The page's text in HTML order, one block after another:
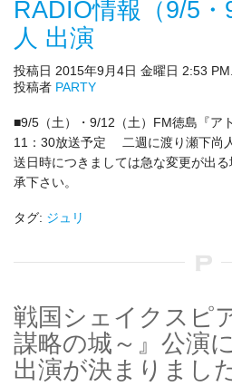
RADIO情報（9/5・
人 出演
投稿日 2015年9月4日 金曜日 2:53 PM.
投稿者 PARTY
■9/5（土）・9/12（土）FM徳島『ア
11：30放送予定 二週に渡り瀬下尚
送日時につきましては急な変更が出
承下さい。
タグ: ジュリ
戦国シェイクスピ
謀略の城～』公演
出演が決まりまし